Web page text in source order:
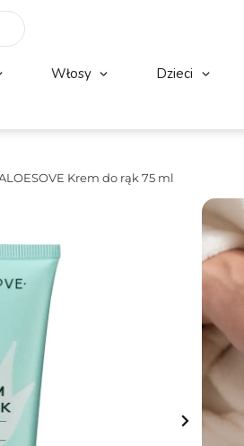
Włosy Dzieci
Krem do rąk 75 ml